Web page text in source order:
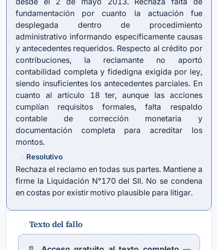
fundamentación por cuanto la actuación fue
desplegada dentro de procedimiento
administrativo informando específicamente causas
y antecedentes requeridos. Respecto al crédito por
contribuciones, la reclamante no aportó
contabilidad completa y fidedigna exigida por ley,
siendo insuficientes los antecedentes parciales. En
cuanto al artículo 18 ter, aunque las acciones
cumplían requisitos formales, falta respaldo
contable de corrección monetaria y
documentación completa para acreditar los
montos.
Resolutivo
Rechaza el reclamo en todas sus partes. Mantiene a
firme la Liquidación N°170 del SII. No se condena
en costas por existir motivo plausible para litigar.
# Texto del fallo